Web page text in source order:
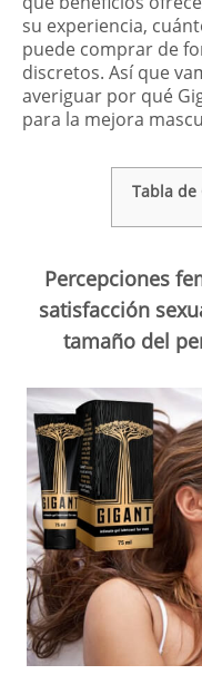
su experiencia,
puede comprar de
discretos. Así que
averiguar por qué
para la mejora
Tabla de
Percepciones
satisfacción
tamaño del